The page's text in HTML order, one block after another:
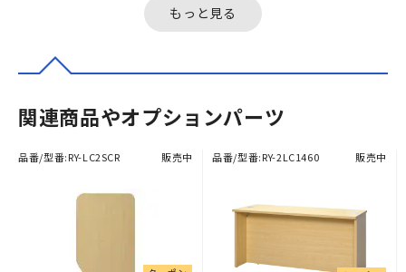
ーの幅90...
もっと見る
関連商品やオプションパーツ
品番/型番:RY-LC2SCR 販売中 品番/型番:RY-2LC1460 販売中